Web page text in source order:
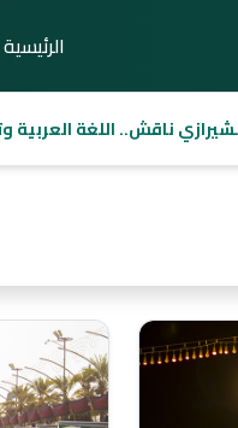
الرئيسية
ناقش.. اللغة العربية